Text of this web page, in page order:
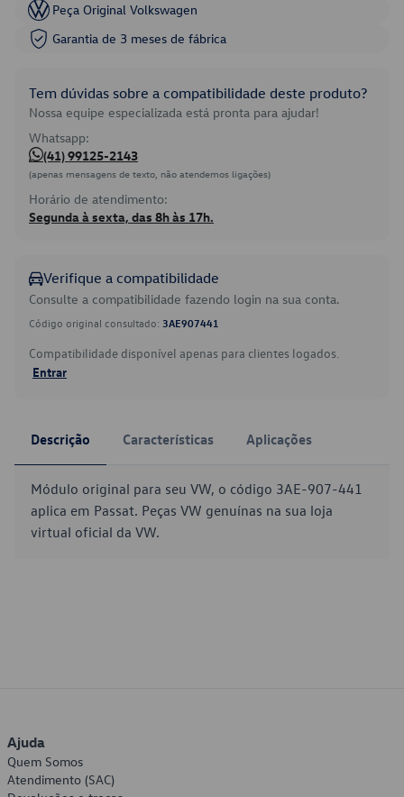
Peça Original Volkswagen
Garantia de 3 meses de fábrica
Tem dúvidas sobre a compatibilidade deste produto?
Nossa equipe especializada está pronta para ajudar!
Whatsapp:
(41) 99125-2143
(apenas mensagens de texto, não atendemos ligações)
Horário de atendimento:
Segunda à sexta, das 8h às 17h.
Verifique a compatibilidade
Consulte a compatibilidade fazendo login na sua conta.
Código original consultado: 3AE907441
Compatibilidade disponível apenas para clientes logados.
Entrar
Descrição Características Aplicações
Módulo original para seu VW, o código 3AE-907-441
aplica em Passat. Peças VW genuínas na sua loja
virtual oficial da VW.
Ajuda
Quem Somos
Atendimento (SAC)